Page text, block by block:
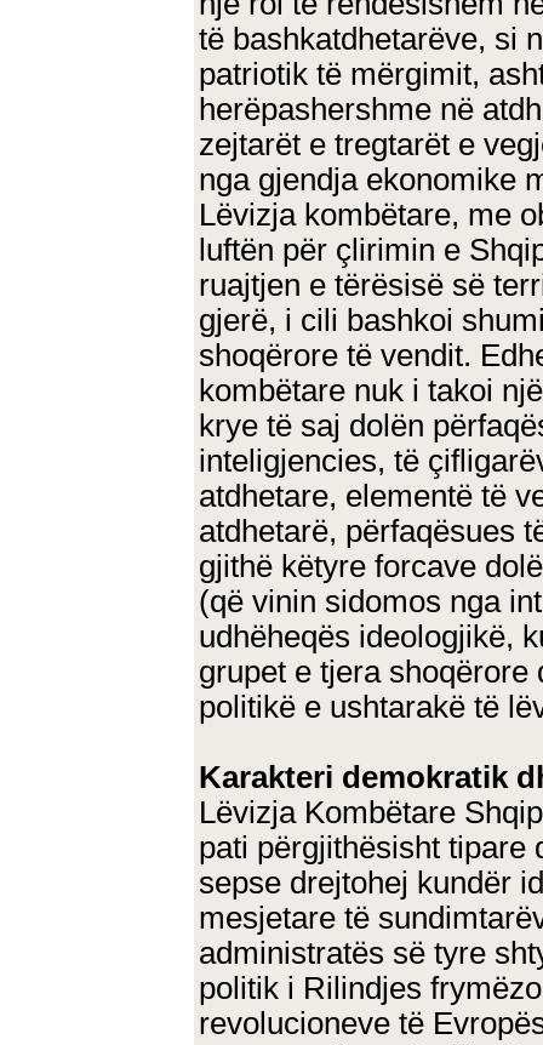
të bashkatdhetarëve, si
patriotik të mërgimit,
herëpashershme në
zejtarët e tregtarët e
nga gjendja ekonomike
Lëvizja kombëtare, me
luftën për çlirimin e
ruajtjen e tërësisë së
gjerë, i cili bashkoi
shoqërore të vendit.
kombëtare nuk i takoi
krye të saj dolën
inteligjencies, të
atdhetare, elementë të
atdhetarë, përfaqësues
gjithë këtyre forcave
(që vinin sidomos nga
udhëheqës ideologjikë,
grupet e tjera shoqërore
politikë e ushtarakë të
Karakteri demokratik
Lëvizja Kombëtare
pati përgjithësisht tipare
sepse drejtohej kundër
mesjetare të
administratës së tyre
politik i Rilindjes
revolucioneve të